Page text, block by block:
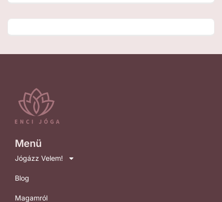
Menü
Jógázz Velem!
Blog
Magamról